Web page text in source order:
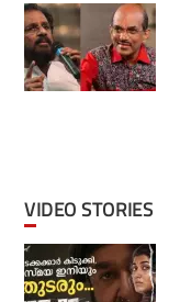
VIDEO STORIES